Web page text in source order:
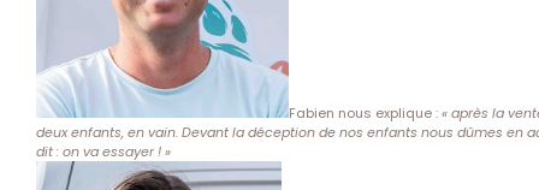
Fabien nous explique :« après la
deux enfants, en vain. Devant la déception de nos enfants nous dûmes en
dit : on va essayer ! »